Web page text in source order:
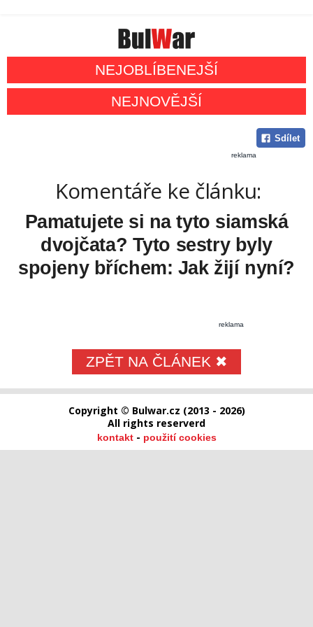
NEJOBLÍBENEJŠÍ
NEJNOVĚJŠÍ
Sdílet
reklama
Komentáře ke článku:
Pamatujete si na tyto siamská
dvojčata? Tyto sestry byly
spojeny bříchem: Jak žijí nyní?
reklama
ZPĚT NA ČLÁNEK ✖
Copyright © Bulwar.cz (2013 - 2026)
All rights reserverd
kontakt- použití cookies